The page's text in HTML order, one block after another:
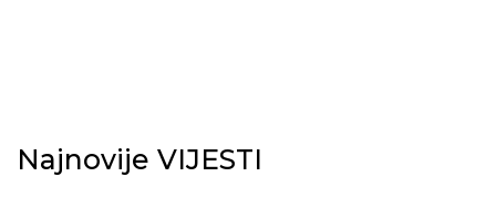
Najnovije VIJESTI